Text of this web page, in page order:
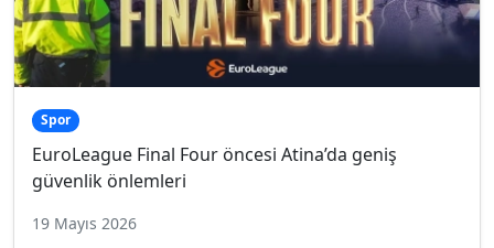
Spor
EuroLeague Final Four öncesi Atina’da geniş
güvenlik önlemleri
19 Mayıs 2026